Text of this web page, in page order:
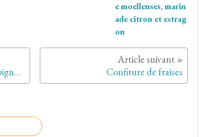
e moelleuses, marin
ade citron et estrag
on
Veau braisé au citron et aux pignons Confiture de fraises